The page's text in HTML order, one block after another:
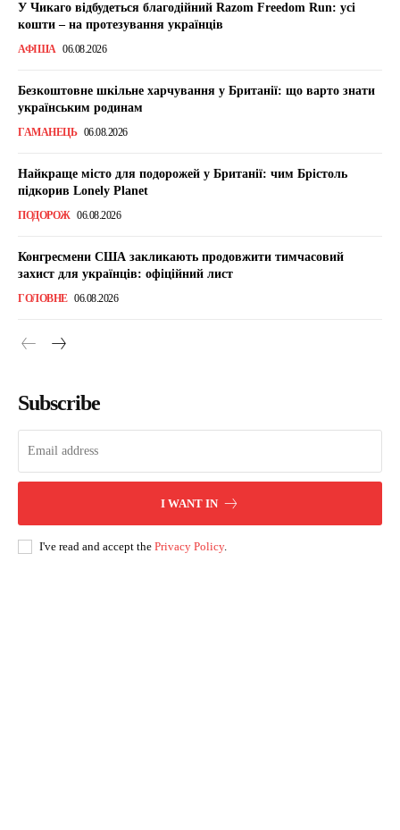
У Чикаго відбудеться благодійний Razom Freedom Run: усі
кошти – на протезування українців
АФІША 06.08.2026
Безкоштовне шкільне харчування у Британії: що варто знати
українським родинам
ГАМАНЕЦЬ 06.08.2026
Найкраще місто для подорожей у Британії: чим Брістоль
підкорив Lonely Planet
ПОДОРОЖ 06.08.2026
Конгресмени США закликають продовжити тимчасовий
захист для українців: офіційний лист
ГОЛОВНЕ 06.08.2026
Subscribe
I WANT IN
I've read and accept the Privacy Policy.